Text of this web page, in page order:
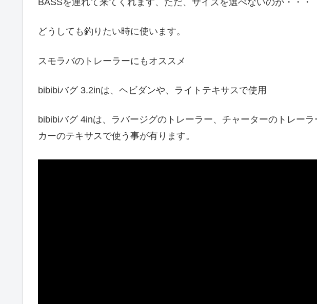
BASSを連れて来てくれます、ただ、サイズを選べないのが・・・
どうしても釣りたい時に使います。
スモラバのトレーラーにもオススメ
bibibiバグ 3.2inは、ヘビダンや、ライトテキサスで使用
bibibiバグ 4inは、ラバージグのトレーラー、チャーターのトレー
カーのテキサスで使う事が有ります。